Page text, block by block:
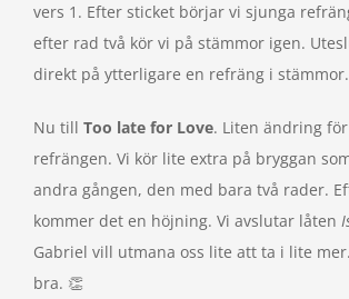
vers 1. Efter sticket börjar vi sjunga
efter rad två kör vi på stämmor igen.
direkt på ytterligare en refräng i
Nu till Too late for Love. Liten ändring
refrängen. Vi kör lite extra på bryggan
andra gången, den med bara två rader.
kommer det en höjning. Vi avslutar låten
Gabriel vill utmana oss lite att ta i lite
bra. 👏